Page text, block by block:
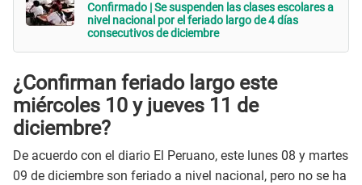
Confirmado | Se suspenden las clases escolares a
nivel nacional por el feriado largo de 4 días
consecutivos de diciembre
¿Confirman feriado largo este
miércoles 10 y jueves 11 de
diciembre?
De acuerdo con el diario El Peruano, este lunes 08 y martes
09 de diciembre son feriado a nivel nacional, pero no se ha